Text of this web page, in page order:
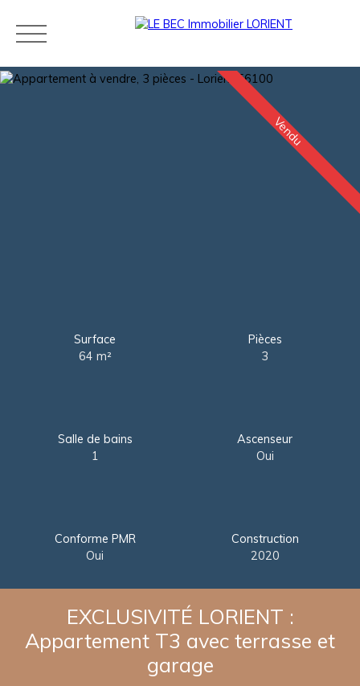
Vendu
Surface
64 m²
Pièces
3
Salle de bains
1
Ascenseur
Oui
Conforme PMR
Oui
Construction
2020
EXCLUSIVITÉ LORIENT :
Appartement T3 avec terrasse et
garage